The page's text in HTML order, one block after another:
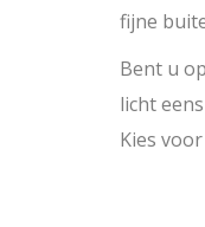
fijne
Bent u
licht
Kies